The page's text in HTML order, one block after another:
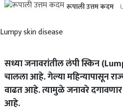
रूपाली उत्तम कदम
सध्या जनावरांतील लंपी स्किन
चालला आहे. गेल्या महिन्यापासून
वाढत आहे. त्यामुळे जनावरे
आहे.